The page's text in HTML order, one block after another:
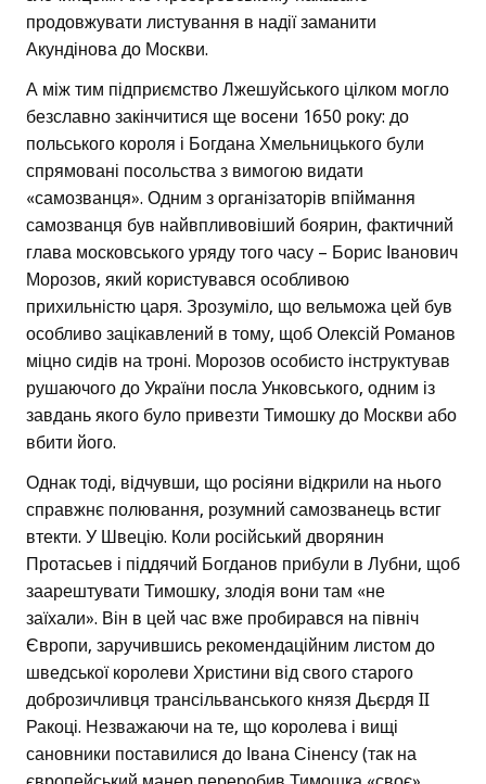
продовжувати листування в надії заманити
Акундінова до Москви.
А між тим підприємство Лжешуйського цілком могло
безславно закінчитися ще восени 1650 року: до
польського короля і Богдана Хмельницького були
спрямовані посольства з вимогою видати
«самозванця». Одним з організаторів впіймання
самозванця був найвпливовіший боярин, фактичний
глава московського уряду того часу – Борис Іванович
Морозов, який користувався особливою
прихильністю царя. Зрозуміло, що вельможа цей був
особливо зацікавлений в тому, щоб Олексій Романов
міцно сидів на троні. Морозов особисто інструктував
рушаючого до України посла Унковського, одним із
завдань якого було привезти Тимошку до Москви або
вбити його.
Однак тоді, відчувши, що росіяни відкрили на нього
справжнє полювання, розумний самозванець встиг
втекти. У Швецію. Коли російський дворянин
Протасьев і піддячий Богданов прибули в Лубни, щоб
заарештувати Тимошку, злодія вони там «не
заїхали». Він в цей час вже пробирався на північ
Європи, заручившись рекомендаційним листом до
шведської королеви Христини від свого старого
доброзичливця трансільванського князя Дьєрдя II
Ракоці. Незважаючи на те, що королева і вищі
сановники поставилися до Івана Сіненсу (так на